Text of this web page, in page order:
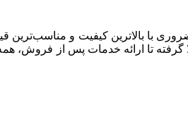
با بالاترین کیفیت و مناسب‌ترین
گرفته تا ارائه خدمات پس از